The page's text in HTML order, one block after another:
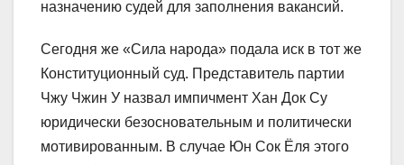
назначению судей для заполнения вакансий.
Сегодня же «Сила народа» подала иск в тот же
Конституционный суд. Представитель партии
Чжу Чжин У назвал импичмент Хан Док Су
юридически безосновательным и политически
мотивированным. В случае Юн Сок Ёля этого